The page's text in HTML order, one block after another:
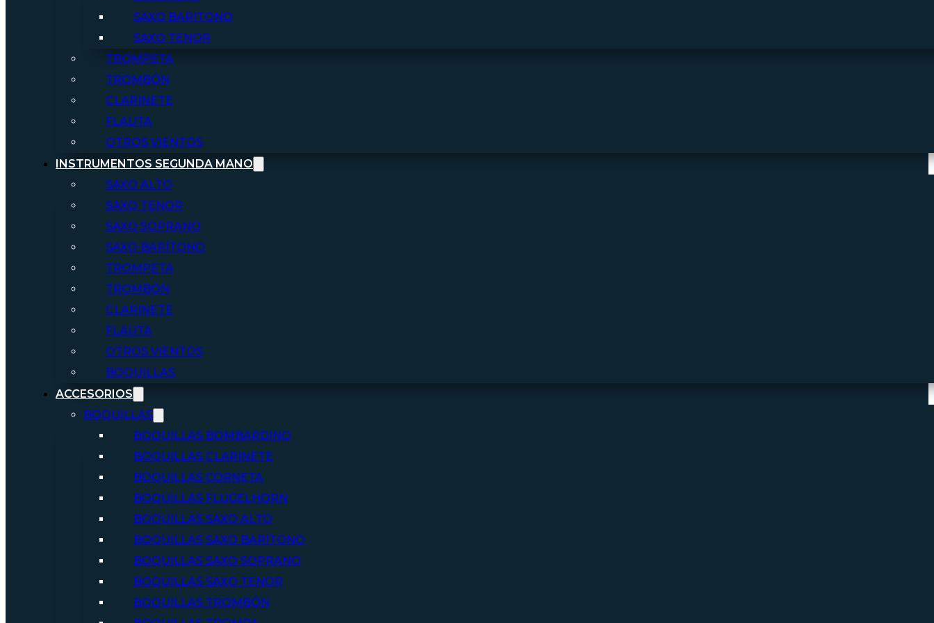
SAXO BARITONO
SAXO TENOR
TROMPETA
TROMBÓN
CLARINETE
FLAUTA
OTROS VIENTOS
INSTRUMENTOS SEGUNDA MANO
SAXO ALTO
SAXO TENOR
SAXO SOPRANO
SAXO BARÍTONO
TROMPETA
TROMBÓN
CLARINETE
FLAUTA
OTROS VIENTOS
BOQUILLAS
ACCESORIOS
BOQUILLAS
BOQUILLAS BOMBARDINO
BOQUILLAS CLARINETE
BOQUILLAS CORNETA
BOQUILLAS FLUGELHORN
BOQUILLAS SAXO ALTO
BOQUILLAS SAXO BARÍTONO
BOQUILLAS SAXO SOPRANO
BOQUILLAS SAXO TENOR
BOQUILLAS TROMBÓN